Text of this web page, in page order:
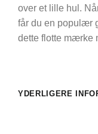
over et lille hul.
får du en populær
dette flotte mærke
YDERLIGERE